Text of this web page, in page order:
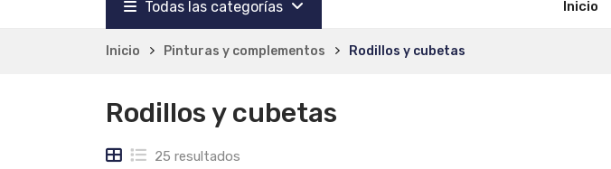
Todas las categorías Inicio
Inicio Pinturas y complementos Rodillos y cubetas
Rodillos y cubetas
25 resultados